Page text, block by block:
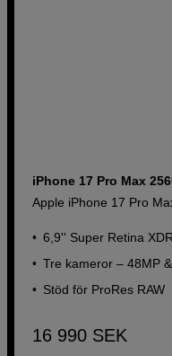
iPhone 17 Pro Max
Apple iPhone 17 Pro
6,9'' Super Retina
Tre kameror – 48MP
Stöd för ProRes RAW
16 990 SEK